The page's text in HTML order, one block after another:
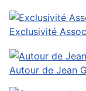
Exclusivité
Autour de Jean